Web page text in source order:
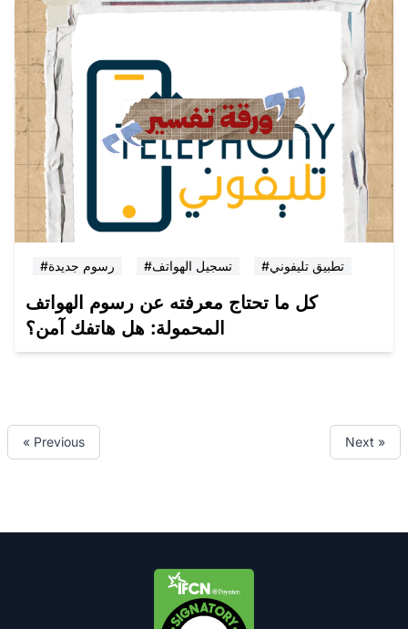
#رسوم جديدة #تسجيل الهواتف #تطبيق تليفوني
كل ما تحتاج معرفته عن رسوم الهواتف
المحمولة: هل هاتفك آمن؟
« Previous Next »